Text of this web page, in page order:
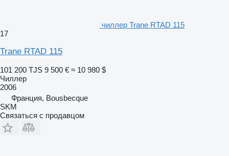
чиллер Trane RTAD 115
17
Trane RTAD 115
101 200 TJS 9 500 € ≈ 10 980 $
Чиллер
2006
Франция, Bousbecque
SKM
Связаться с продавцом